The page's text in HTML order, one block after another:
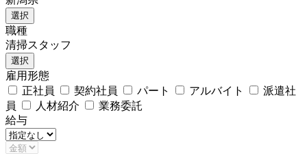
選択
職種
清掃スタッフ
選択
雇用形態
正社員
契約社員 パート アルバイト
派遣社
員
人材紹介
業務委託
給与